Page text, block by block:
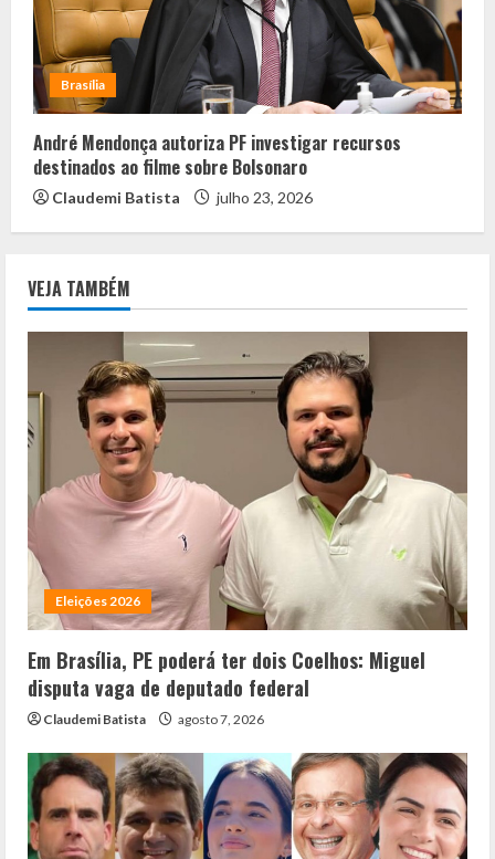
Brasília
André Mendonça autoriza PF investigar recursos
destinados ao filme sobre Bolsonaro
Claudemi Batista julho 23, 2026
VEJA TAMBÉM
Eleições 2026
Em Brasília, PE poderá ter dois Coelhos: Miguel
disputa vaga de deputado federal
Claudemi Batista agosto 7, 2026